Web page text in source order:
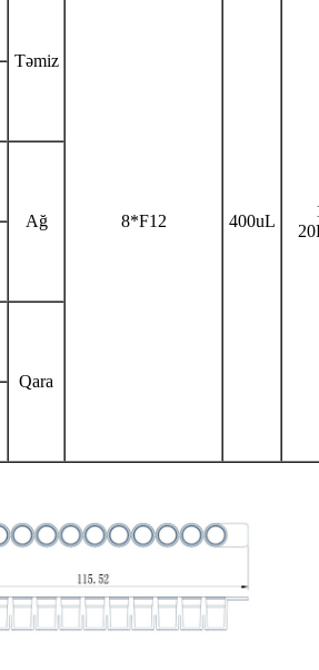
Təmiz
8*F12 400uL
Ağ
Qara